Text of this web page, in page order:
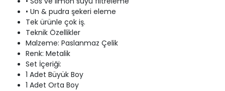
• Un & pudra şekeri eleme
Tek ürünle çok iş.
Teknik Özellikler
Malzeme: Paslanmaz Çelik
Renk: Metalik
Set İçeriği:
1 Adet Büyük Boy
1 Adet Orta Boy